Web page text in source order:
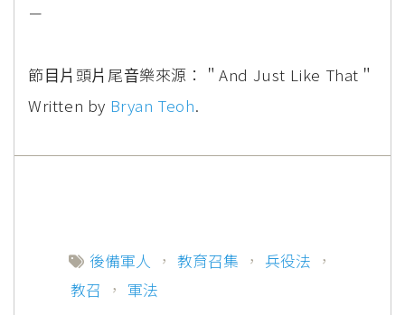
－
節⽬⽚頭⽚尾⾳樂來源：＂And Just Like That＂
Written by Bryan Teoh.
後備軍人 ， 教育召集 ， 兵役法 ，
教召 ， 軍法